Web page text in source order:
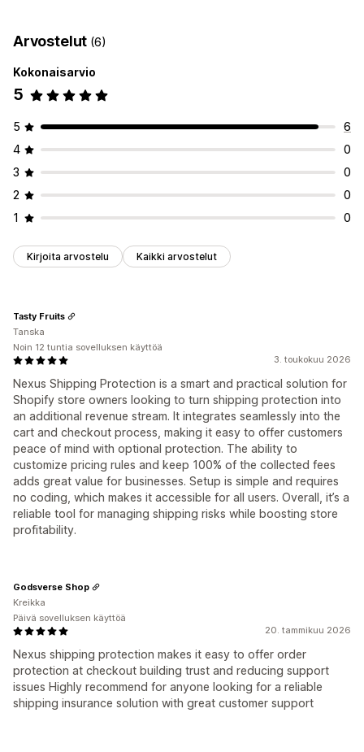
Opt-in-kokemus
Reklamaatioiden hallinta
Reaaliaikainen seuranta
Arvostelut (6)
Kokonaisarvio
5
5
6
4
0
3
0
2
0
1
0
Kirjoita arvostelu Kaikki arvostelut
3. toukokuu 2026
Nexus Shipping Protection is a smart and practical solution for
Shopify store owners looking to turn shipping protection into
an additional revenue stream. It integrates seamlessly into the
cart and checkout process, making it easy to offer customers
peace of mind with optional protection. The ability to
customize pricing rules and keep 100% of the collected fees
adds great value for businesses. Setup is simple and requires
no coding, which makes it accessible for all users. Overall, it’s a
reliable tool for managing shipping risks while boosting store
profitability.
Tasty Fruits
Tanska
Noin 12 tuntia sovelluksen käyttöä
20. tammikuu 2026
Nexus shipping protection makes it easy to offer order
protection at checkout building trust and reducing support
issues Highly recommend for anyone looking for a reliable
shipping insurance solution with great customer support
Godsverse Shop
Kreikka
Päivä sovelluksen käyttöä